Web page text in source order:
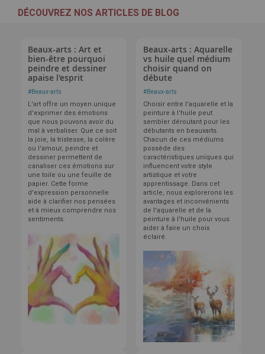
DÉCOUVREZ NOS ARTICLES DE BLOG
Beaux-arts : Art et
bien-être pourquoi
peindre et dessiner
apaise l'esprit
#Beaux-arts
L'art offre un moyen unique
d'exprimer des émotions
que nous pouvons avoir du
mal à verbaliser. Que ce soit
la joie, la tristesse, la colère
ou l'amour, peindre et
dessiner permettent de
canaliser ces émotions sur
une toile ou une feuille de
papier. Cette forme
d'expression personnelle
aide à clarifier nos pensées
et à mieux comprendre nos
sentiments.
Beaux-arts : Aquarelle
vs huile quel médium
choisir quand on
débute
#Beaux-arts
Choisir entre l'aquarelle et la
peinture à l'huile peut
sembler déroutant pour les
débutants en beauxarts.
Chacun de ces médiums
possède des
caractéristiques uniques qui
influencent votre style
artistique et votre
apprentissage. Dans cet
article, nous explorerons les
avantages et inconvénients
de l'aquarelle et de la
peinture à l'huile pour vous
aider à faire un choix
éclairé.